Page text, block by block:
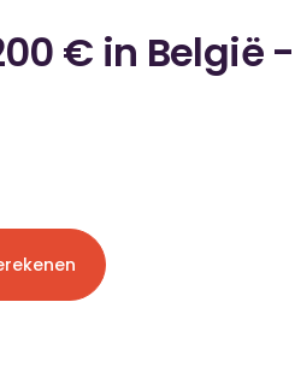
€ in België -